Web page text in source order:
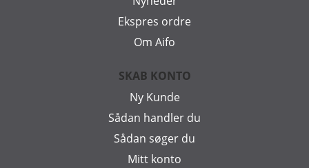
Ekspres ordre
Om Aifo
SKAB KONTO
Ny Kunde
Sådan handler du
Sådan søger du
Mitt konto